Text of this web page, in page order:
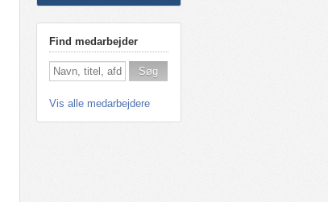
Find medarbejder
Vis alle medarbejdere